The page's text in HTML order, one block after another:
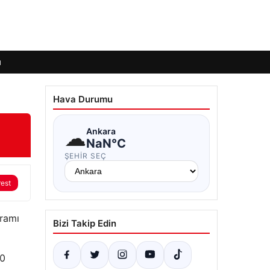
Hava Durumu
☁Ankara
NaN°C
ŞEHIR SEÇ
Bizi Takip Edin